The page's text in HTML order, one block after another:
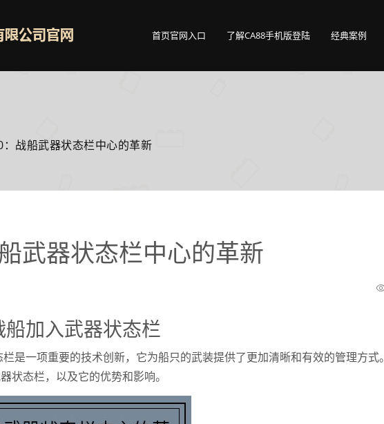
首页官网入口 了解CA88手机版登陆 经典案例
战船武器状态栏中心的革新
武器状态栏中心的革新
加入武器状态栏
是一项重要的技术创新，它为船只的武装提供了更加清晰和有效的管理方式
状态栏，以及它的优势和影响。